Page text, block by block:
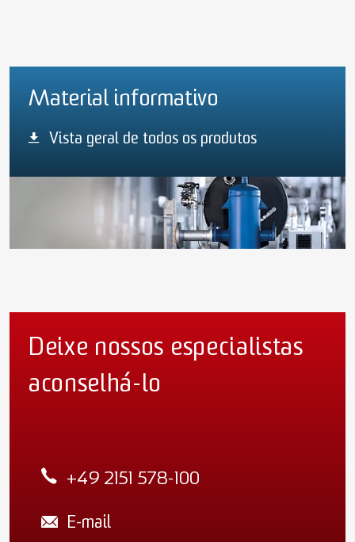
Material informativo
Vista geral de todos os produtos
Deixe nossos especialistas
aconselhá-lo
+49 2151 578-100
E-mail